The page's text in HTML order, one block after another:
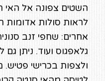
השטים צפונה אל האי
לראות סולות אדומות
אחרים: שחפי זנב
גלאפגוס ועוד. ניתן
ולצפות בכרישי